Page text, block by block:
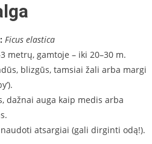
Ficus elastica
metrų, gamtoje – iki 20–30 m.
blizgūs, tamsiai žali arba margi
dažnai auga kaip medis arba
atsargiai (gali dirginti odą!).